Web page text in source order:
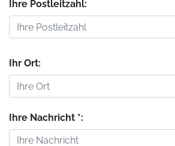
Ihre Postleitzahl:
Ihr Ort:
Ihre Nachricht *: